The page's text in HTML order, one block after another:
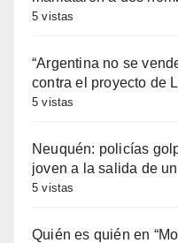
5 vistas
“Argentina no se
contra el proyecto de
5 vistas
Neuquén: policías
joven a la salida de
5 vistas
Quién es quién en